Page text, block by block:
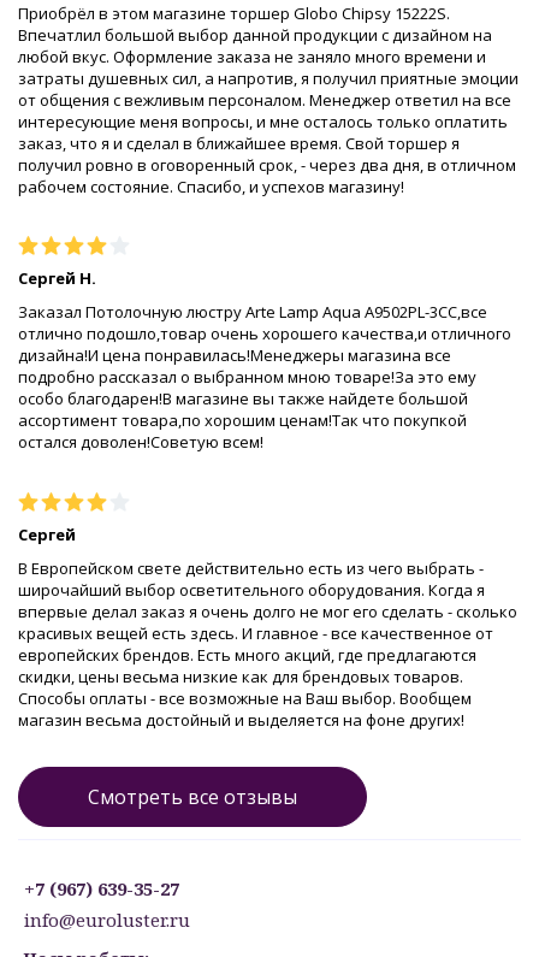
Приобрёл в этом магазине торшер Globo Chipsy 15222S.
Впечатлил большой выбор данной продукции с дизайном на
любой вкус. Оформление заказа не заняло много времени и
затраты душевных сил, а напротив, я получил приятные эмоции
от общения с вежливым персоналом. Менеджер ответил на все
интересующие меня вопросы, и мне осталось только оплатить
заказ, что я и сделал в ближайшее время. Свой торшер я
получил ровно в оговоренный срок, - через два дня, в отличном
рабочем состояние. Спасибо, и успехов магазину!
Сергей Н.
Заказал Потолочную люстру Arte Lamp Aqua A9502PL-3CC,все
отлично подошло,товар очень хорошего качества,и отличного
дизайна!И цена понравилась!Менеджеры магазина все
подробно рассказал о выбранном мною товаре!За это ему
особо благодарен!В магазине вы также найдете большой
ассортимент товара,по хорошим ценам!Так что покупкой
остался доволен!Советую всем!
Сергей
В Европейском свете действительно есть из чего выбрать -
широчайший выбор осветительного оборудования. Когда я
впервые делал заказ я очень долго не мог его сделать - сколько
красивых вещей есть здесь. И главное - все качественное от
европейских брендов. Есть много акций, где предлагаются
скидки, цены весьма низкие как для брендовых товаров.
Способы оплаты - все возможные на Ваш выбор. Вообщем
магазин весьма достойный и выделяется на фоне других!
Смотреть все отзывы
+7 (967) 639-35-27
info@euroluster.ru